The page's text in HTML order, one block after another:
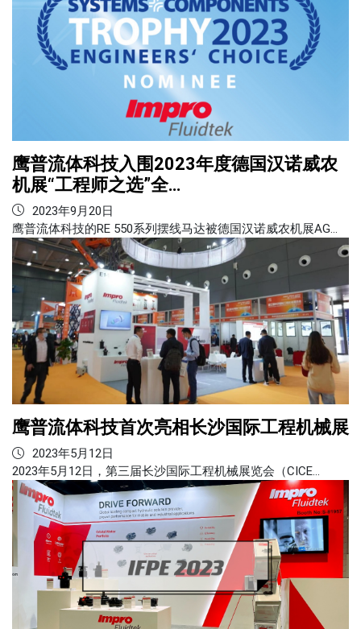
鹰普流体科技入围2023年度德国汉诺威农
机展“工程师之选”全…
2023年9月20日
鹰普流体科技的RE 550系列摆线马达被德国汉诺威农机展AG…
鹰普流体科技首次亮相长沙国际工程机械展
2023年5月12日
2023年5月12日，第三届长沙国际工程机械展览会（CICE…